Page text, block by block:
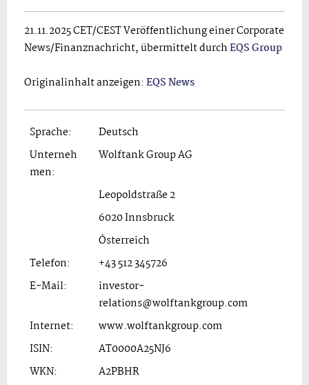
21.11.2025 CET/CEST Veröffentlichung einer Corporate
News/Finanznachricht, übermittelt durchEQS Group
Originalinhalt anzeigen: EQS News
Sprache:
Deutsch
Unterneh
men:
Wolftank Group AG
Leopoldstraße 2
6020 Innsbruck
Österreich
Telefon:
+43 512 345726
E-Mail:
investor-
relations@wolftankgroup.com
Internet:
www.wolftankgroup.com
ISIN:
AT0000A25NJ6
WKN:
A2PBHR